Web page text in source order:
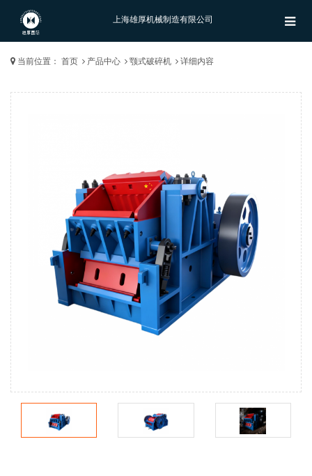
上海雄厚机械制造有限公司
当前位置： 首页 产品中心 颚式破碎机 详细内容